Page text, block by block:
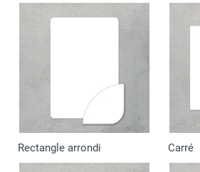
Rectangle arrondi Carré